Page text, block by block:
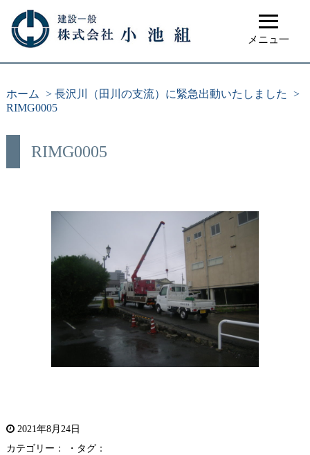
≡
メニュ一
ホーム > 長沢川（田川の支流）に緊急出動いたしました
>
RIMG0005
RIMG0005
2021年8月24日
カテゴリー： ・タグ：